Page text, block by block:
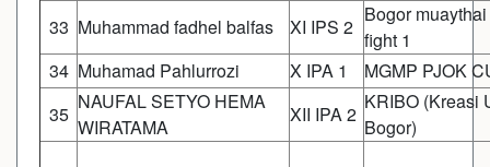
33 Muhammad fadhel balfas XI IPS 2
Bogor
fight 1
34 Muhamad Pahlurrozi X IPA 1
MGMP PJOK
35
NAUFAL SETYO HEMA
WIRATAMA
XII IPA 2
KRIBO (Kreasi
Bogor)